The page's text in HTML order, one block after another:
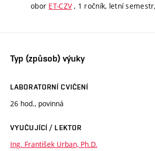
obor ET-CZV , 1 ročník, letní
Typ (způsob) výuky
LABORATORNÍ CVIČENÍ
26 hod., povinná
VYUČUJÍCÍ / LEKTOR
Ing. František Urban, Ph.D.